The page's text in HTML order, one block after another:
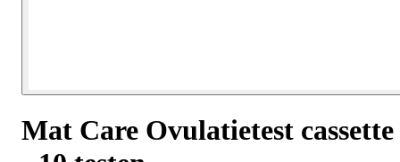
Mat Care Ovulatietest cassette